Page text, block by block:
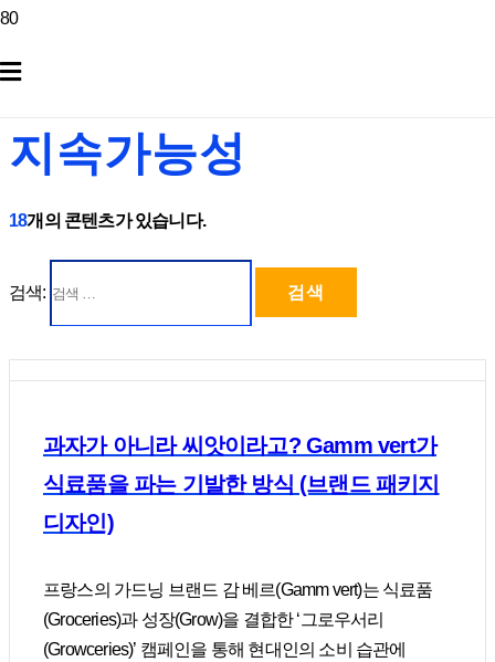
지속가능성
18개의 콘텐츠가 있습니다.
검색:
과자가 아니라 씨앗이라고? Gamm vert가
식료품을 파는 기발한 방식 (브랜드 패키지
디자인)
프랑스의 가드닝 브랜드 감 베르(Gamm vert)는 식료품
(Groceries)과 성장(Grow)을 결합한 ‘그로우서리
(Growceries)’ 캠페인을 통해 현대인의 소비 습관에